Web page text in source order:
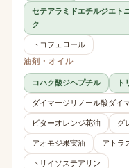
セテアラミドエチルジエト
ク
トコフェロール
油剤・オイル
コハク酸ジヘプチル ト
ダイマージリノール酸ダイ
ビターオレンジ花油 グ
アオモジ果実油 アトラ
トリイソステアリン